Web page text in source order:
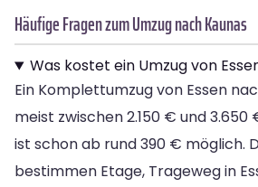
Häufige Fragen zum Umzug nach Kaunas
Was kostet ein Umzug von
Ein Komplettumzug von Essen
meist zwischen 2.150 € und 3.650
ist schon ab rund 390 € möglich.
bestimmen Etage, Trageweg in